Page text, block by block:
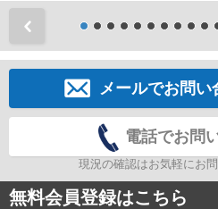
メールでお問い
電話でお問
現況の確認はお気軽にお
無料会員登録はこちら